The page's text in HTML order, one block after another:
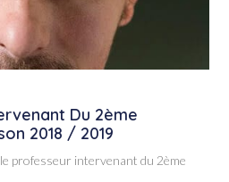
Du 2ème
2018 / 2019
professeur intervenant du 2ème